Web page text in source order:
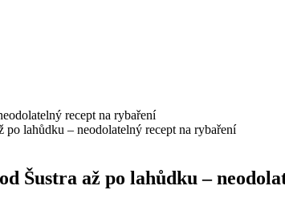
lahůdku – neodolatelný recept na rybaření
Šustra až po lahůdku –